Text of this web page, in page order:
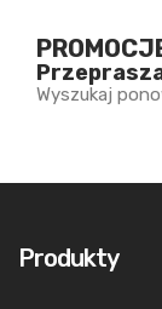
Wyszukaj
Produkty